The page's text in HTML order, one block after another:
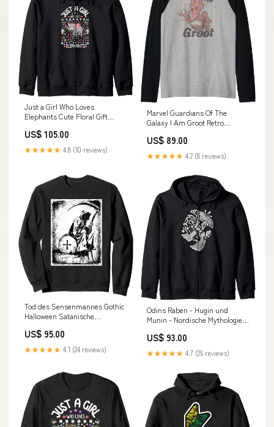
Just a Girl Who Loves
Elephants Cute Floral Gift
US$ 105.00
★★★★★ 4.8 (10 reviews)
Marvel Guardians Of The
Galaxy I Am Groot Retro
US$ 89.00
★★★★★ 4.2 (8 reviews)
Tod des Sensenmannes Gothic
Halloween Satanische
US$ 95.00
★★★★★ 4.1 (24 reviews)
Odins Raben - Hugin und
Munin - Nordische Mythologie
US$ 93.00
★★★★★ 4.7 (25 reviews)